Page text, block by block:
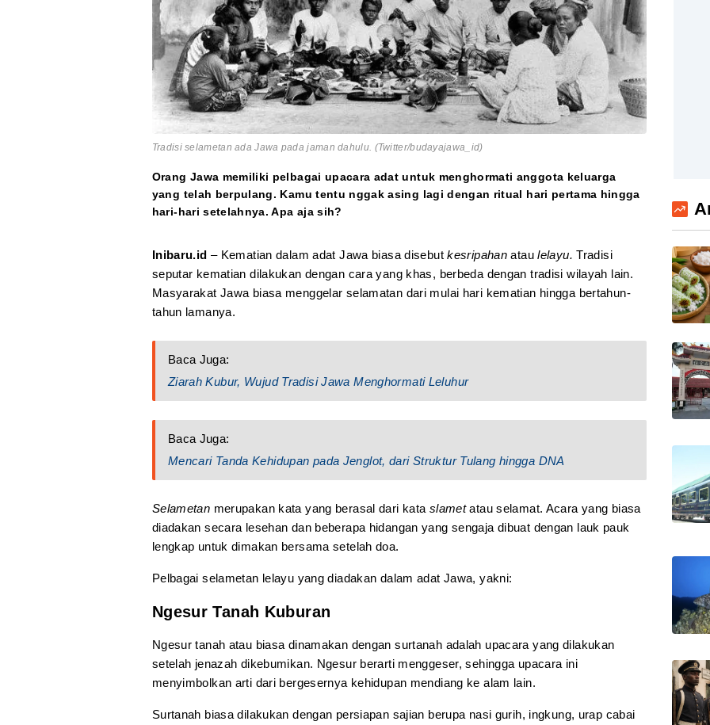
Tradisi selametan ada Jawa pada jaman dahulu. (Twitter/budayajawa_id)
Orang Jawa memiliki pelbagai upacara adat untuk menghormati anggota keluarga
yang telah berpulang. Kamu tentu nggak asing lagi dengan ritual hari pertama hingga
hari-hari setelahnya. Apa aja sih?
Inibaru.id – Kematian dalam adat Jawa biasa disebutkesripahan ataulelayu.Tradisi
seputar kematian dilakukan dengan cara yang khas, berbeda dengan tradisi wilayah lain.
Masyarakat Jawa biasa menggelar selamatan dari mulai hari kematian hingga bertahun-
tahun lamanya.
Baca Juga:
Ziarah Kubur, Wujud Tradisi Jawa Menghormati Leluhur
Baca Juga:
Mencari Tanda Kehidupan pada Jenglot, dari Struktur Tulang hingga DNA
Selametan merupakan kata yang berasal dari kata slametatau selamat. Acara yang biasa
diadakan secara lesehan dan beberapa hidangan yang sengaja dibuat dengan lauk pauk
lengkap untuk dimakan bersama setelah doa.
Pelbagai selametan lelayu yang diadakan dalam adat Jawa, yakni:
Ngesur Tanah Kuburan
Ngesur tanah atau biasa dinamakan dengan surtanah adalah upacara yang dilakukan
setelah jenazah dikebumikan. Ngesur berarti menggeser, sehingga upacara ini
menyimbolkan arti dari bergesernya kehidupan mendiang ke alam lain.
Surtanah biasa dilakukan dengan persiapan sajian berupa nasi gurih, ingkung, urap cabai